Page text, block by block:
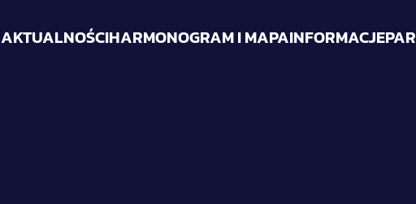
AKTUALNOŚCIHARMONOGRAM I MAPAINFORMACJE